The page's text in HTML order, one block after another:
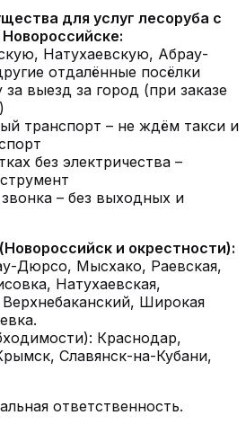
для услуг лесоруба с
Натухаевскую, Абрау-
отдалённые посёлки
выезд за город (при заказе
транспорт – не ждём такси и
без электричества –
– без выходных и
и окрестности):
Дюрсо, Мысхако, Раевская,
Натухаевская,
Широкая
Краснодар,
Славянск-на-Кубани,
ответственность.